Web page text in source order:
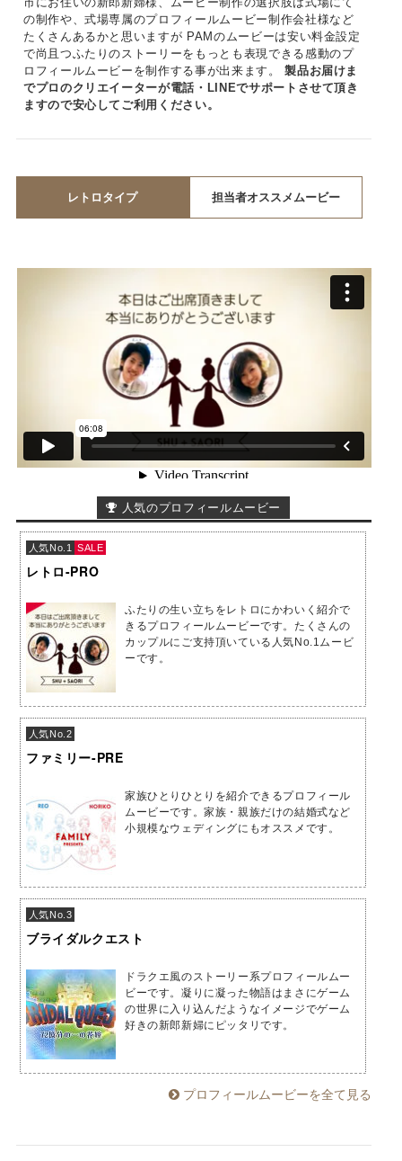
の制作や、式場専属のプロフィールムービー制作会社様など
たくさんあるかと思いますが PAMのムービーは安い料金設定
で尚且つふたりのストーリーをもっとも表現できる感動のプ
ロフィールムービーを制作する事が出来ます。製品お届けま
でプロのクリエイーターが電話・LINEでサポートさせて頂き
ますので安心してご利用ください。
レトロタイプ 担当者オススメムービー
人気のプロフィールムービー
人気No.1 SALE
レトロ-PRO
ふたりの生い立ちをレトロにかわいく紹介で
きるプロフィールムービーです。たくさんの
カップルにご支持頂いている人気No.1ムービ
ーです。
人気No.2
ファミリー-PRE
家族ひとりひとりを紹介できるプロフィール
ムービーです。家族・親族だけの結婚式など
小規模なウェディングにもオススメです。
人気No.3
ブライダルクエスト
ドラクエ風のストーリー系プロフィールムー
ビーです。凝りに凝った物語はまさにゲーム
の世界に入り込んだようなイメージでゲーム
好きの新郎新婦にピッタリです。
プロフィールムービーを全て見る